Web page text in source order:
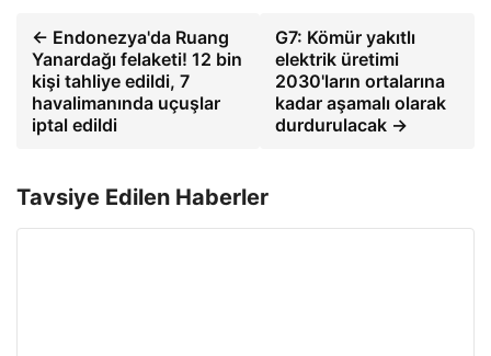
← Endonezya'da Ruang
Yanardağı felaketi! 12 bin
kişi tahliye edildi, 7
havalimanında uçuşlar
iptal edildi
G7: Kömür yakıtlı
elektrik üretimi
2030'ların ortalarına
kadar aşamalı olarak
durdurulacak →
Tavsiye Edilen Haberler